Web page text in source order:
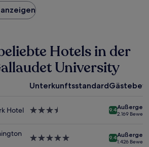
Hotels in der
University
Unterkunftsstandard
Hotel
3.5-
9.4
2.169
5.0-
9.4
1.426